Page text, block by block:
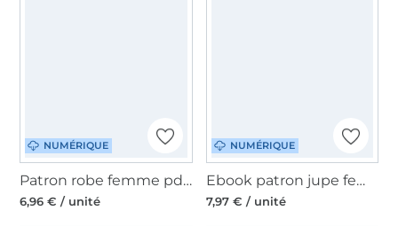
NUMÉRIQUE
Patron robe femme pdf Liese Konfetti Patterns, en allemand
6,96 € / unité
NUMÉRIQUE
Ebook patron jupe femme Madame Carry Studio Schnittreif, en français
7,97 € / unité